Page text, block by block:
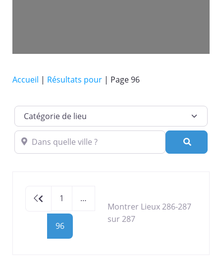
Accueil | Résultats pour | Page 96
Catégorie de lieu
Dans quelle ville ?
Newer posts
1 …
96
Montrer Lieux 286-287
sur 287